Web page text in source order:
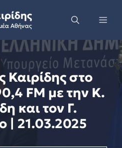
Αθήνας
Καιρίδης στο
FM με την Κ.
και τον Γ.
| 21.03.2025